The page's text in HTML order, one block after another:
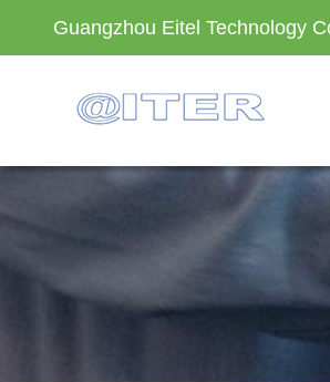
Guangzhou Eitel Technology